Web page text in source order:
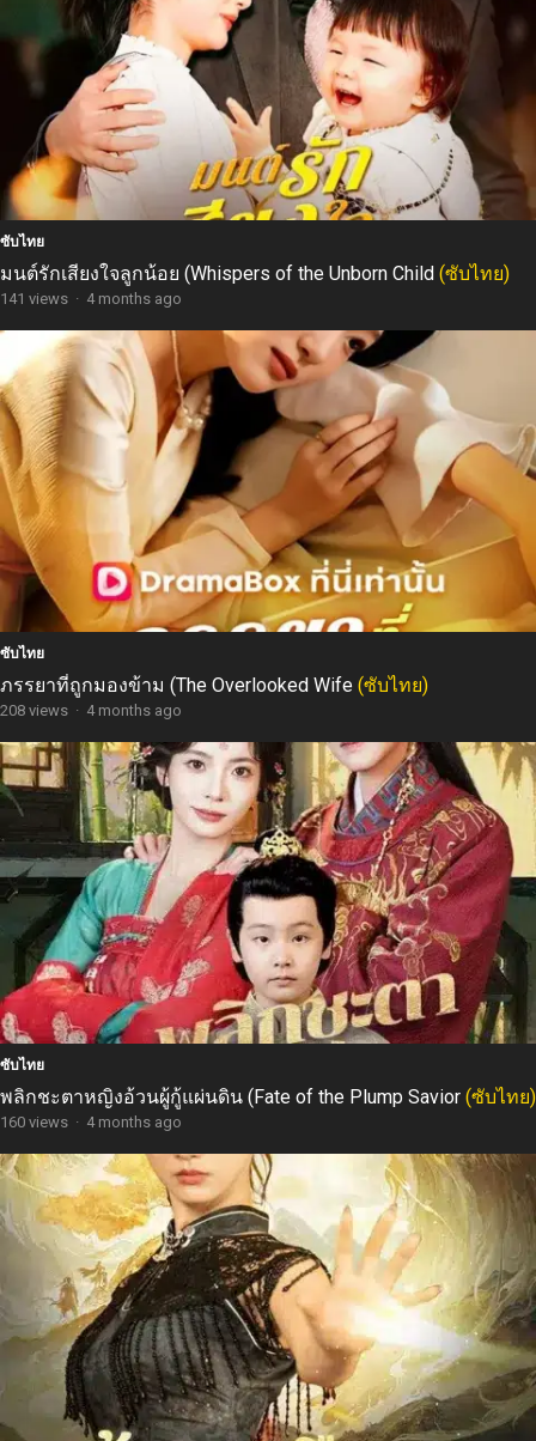
ซับไทย
มนต์รักเสียงใจลูกน้อย (Whispers of the Unborn Child (ซับไทย)
141 views · 4 months ago
ซับไทย
ภรรยาที่ถูกมองข้าม (The Overlooked Wife (ซับไทย)
208 views · 4 months ago
ซับไทย
พลิกชะตาหญิงอ้วนผู้กู้แผ่นดิน (Fate of the Plump Savior (ซับไทย)
160 views · 4 months ago